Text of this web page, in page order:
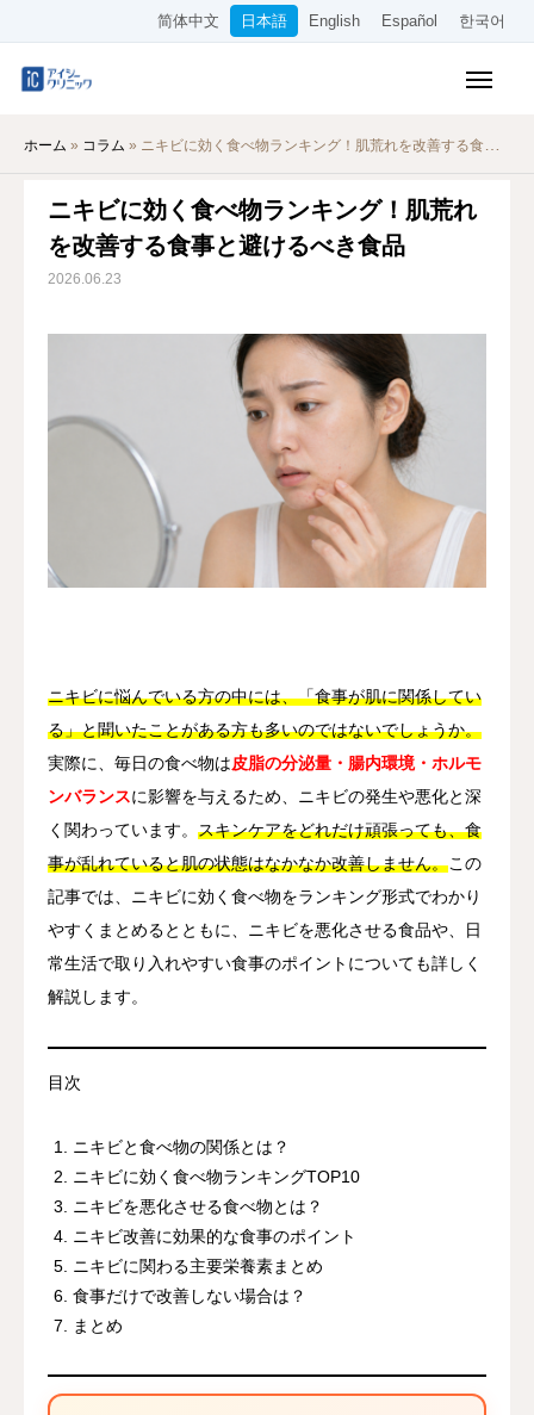
简体中文 日本語 English Español 한국어
ホーム » コラム » ニキビに効く食べ物ランキング！肌荒れを改善する食事と避けるべき食品
ニキビに効く食べ物ランキング！肌荒れ
を改善する食事と避けるべき食品
2026.06.23
ニキビに悩んでいる方の中には、「食事が肌に関係してい
る」と聞いたことがある方も多いのではないでしょうか。
実際に、毎日の食べ物は皮脂の分泌量・腸内環境・ホルモ
ンバランスに影響を与えるため、ニキビの発生や悪化と深
く関わっています。 スキンケアをどれだけ頑張っても、食
事が乱れていると肌の状態はなかなか改善しません。この
記事では、ニキビに効く食べ物をランキング形式でわかり
やすくまとめるとともに、ニキビを悪化させる食品や、日
常生活で取り入れやすい食事のポイントについても詳しく
解説します。
目次
ニキビと食べ物の関係とは？
ニキビに効く食べ物ランキングTOP10
ニキビを悪化させる食べ物とは？
ニキビ改善に効果的な食事のポイント
ニキビに関わる主要栄養素まとめ
食事だけで改善しない場合は？
まとめ
料金表
オンライン診療
当院について
その他
简体中文 日本語 English Español 한국어